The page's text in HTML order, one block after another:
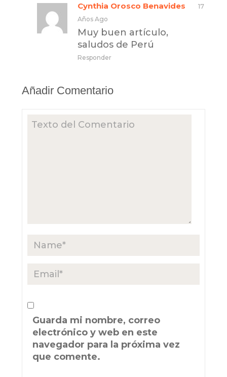
Cynthia Orosco Benavides
17
Años Ago
Muy buen artículo,
saludos de Perú
Responder
Añadir Comentario
Guarda mi nombre, correo
electrónico y web en este
navegador para la próxima vez
que comente.